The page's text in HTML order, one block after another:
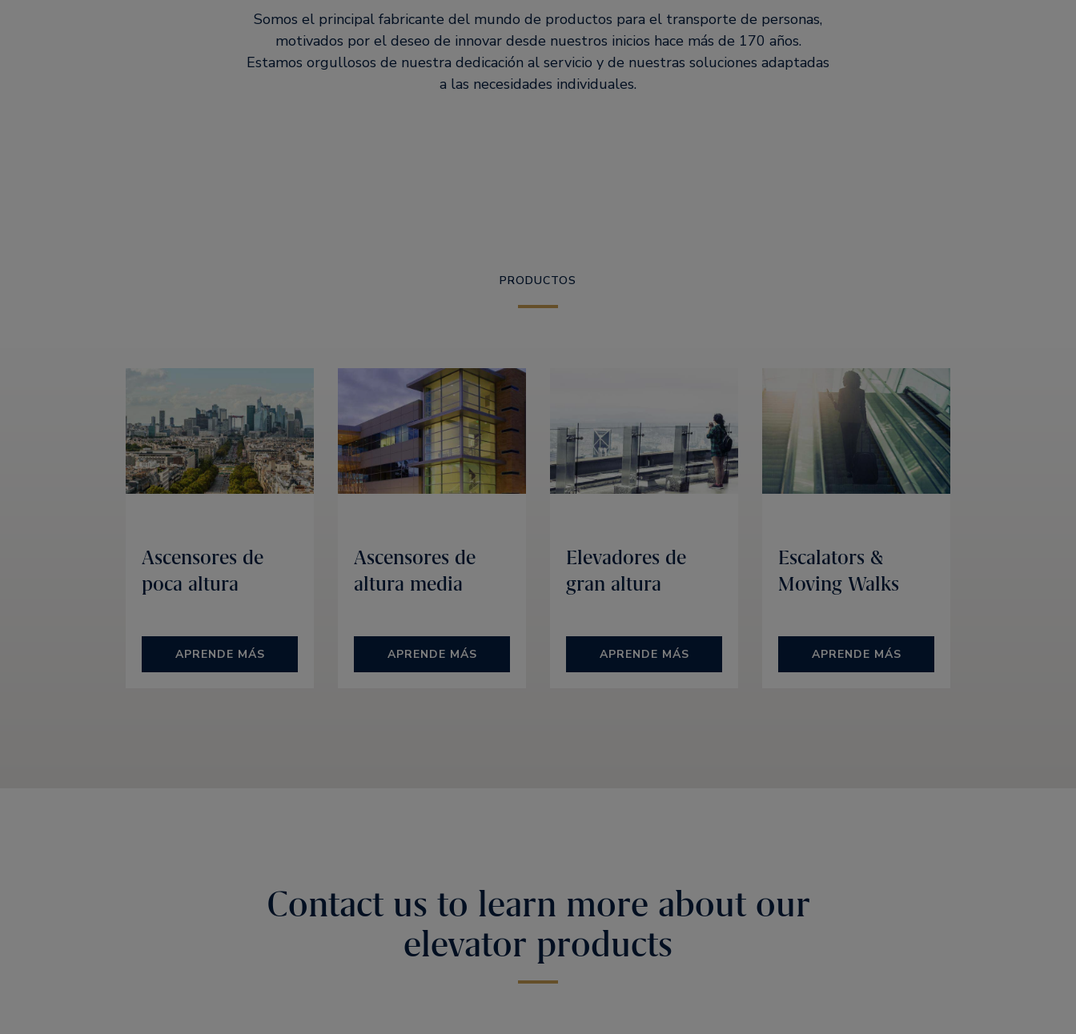
Somos el principal fabricante del mundo de productos para el transporte de personas,
motivados por el deseo de innovar desde nuestros inicios hace más de 170 años.
Estamos orgullosos de nuestra dedicación al servicio y de nuestras soluciones adaptadas
a las necesidades individuales.
PRODUCTOS
Ascensores de
poca altura
APRENDE MÁS
Ascensores de
altura media
APRENDE MÁS
Elevadores de
gran altura
APRENDE MÁS
Escalators &
Moving Walks
APRENDE MÁS
Contact us to learn more about our
elevator products